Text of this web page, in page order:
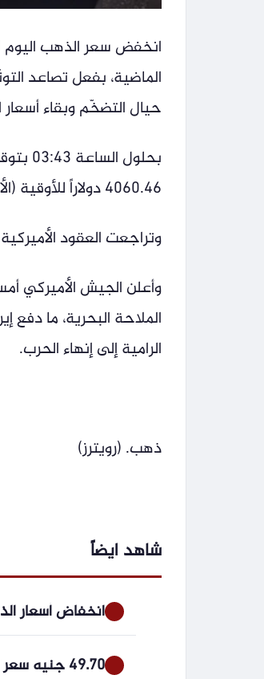
انخفض سعر الذهب
الماضية، بفعل تصاعد
حيال التضخّم وبقاء
4060.46 دولاراً للأوقية (الأونصة) بعد نزوله أمس الأربعاء إلى أدنى مستوى له منذ مطلع تموز/يوليو.
وتراجعت العقود الأميركية الآجلة
وأعلن الجيش الأميركي
الملاحة البحرية، ما
الرامية إلى إنهاء الحرب.
ذهب. (رويترز)
شاهد ايضاً
انخفاض أسعار الذهب
49.70 جنيه سعر الدولار فى البنك التجارى الدولى اليوم الخميس